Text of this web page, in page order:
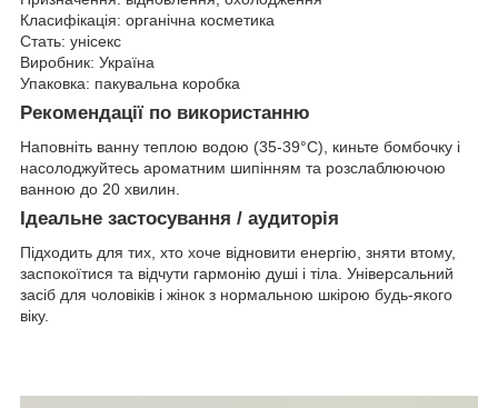
Класифікація: органічна косметика
Стать: унісекс
Виробник: Україна
Упаковка: пакувальна коробка
Рекомендації по використанню
Наповніть ванну теплою водою (35-39°C), киньте бомбочку і
насолоджуйтесь ароматним шипінням та розслаблюючою
ванною до 20 хвилин.
Ідеальне застосування / аудиторія
Підходить для тих, хто хоче відновити енергію, зняти втому,
заспокоїтися та відчути гармонію душі і тіла. Універсальний
засіб для чоловіків і жінок з нормальною шкірою будь-якого
віку.